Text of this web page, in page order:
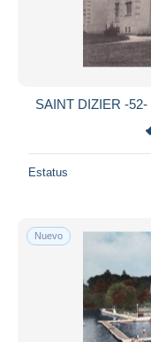
SAINT DIZIER -
Estatus
Nuevo